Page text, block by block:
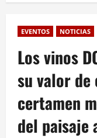
EVENTOS NOTICIAS
Los vinos
su valor de
certamen
del paisaje